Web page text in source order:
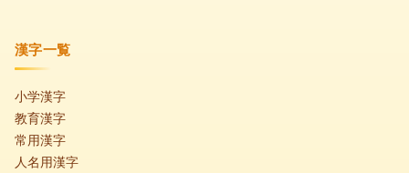
漢字一覧
小学漢字
教育漢字
常用漢字
人名用漢字